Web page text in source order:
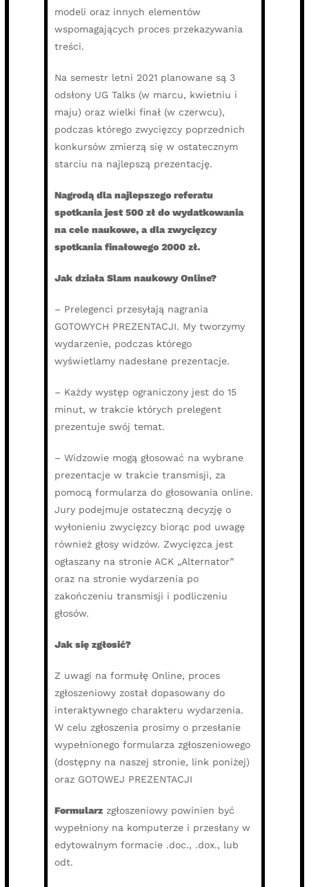
modeli oraz innych elementów
wspomagających proces przekazywania
treści.
Na semestr letni 2021 planowane są 3
odsłony UG Talks (w marcu, kwietniu i
maju) oraz wielki finał (w czerwcu),
podczas którego zwycięzcy poprzednich
konkursów zmierzą się w ostatecznym
starciu na najlepszą prezentację.
Nagrodą dla najlepszego referatu
spotkania jest 500 zł do wydatkowania
na cele naukowe, a dla zwycięzcy
spotkania finałowego 2000 zł.
Jak działa Slam naukowy Online?
– Prelegenci przesyłają nagrania
GOTOWYCH PREZENTACJI. My tworzymy
wydarzenie, podczas którego
wyświetlamy nadesłane prezentacje.
– Każdy występ ograniczony jest do 15
minut, w trakcie których prelegent
prezentuje swój temat.
– Widzowie mogą głosować na wybrane
prezentacje w trakcie transmisji, za
pomocą formularza do głosowania online.
Jury podejmuje ostateczną decyzję o
wyłonieniu zwycięzcy biorąc pod uwagę
również głosy widzów. Zwycięzca jest
ogłaszany na stronie ACK „Alternator”
oraz na stronie wydarzenia po
zakończeniu transmisji i podliczeniu
głosów.
Jak się zgłosić?
Z uwagi na formułę Online, proces
zgłoszeniowy został dopasowany do
interaktywnego charakteru wydarzenia.
W celu zgłoszenia prosimy o przesłanie
wypełnionego formularza zgłoszeniowego
(dostępny na naszej stronie, link poniżej)
oraz GOTOWEJ PREZENTACJI
Formularz zgłoszeniowy powinien być
wypełniony na komputerze i przesłany w
edytowalnym formacie .doc., .dox., lub
odt.